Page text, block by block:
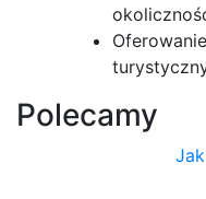
Polecamy